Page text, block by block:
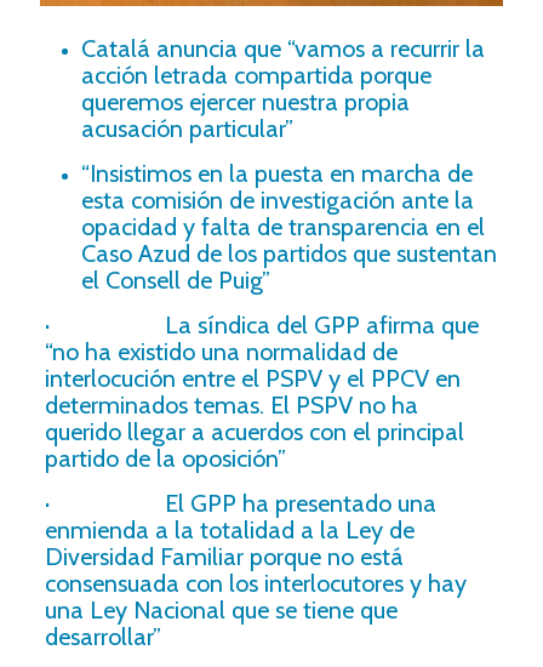
Catalá anuncia que “vamos a recurrir la
acción letrada compartida porque
queremos ejercer nuestra propia
acusación particular”
“Insistimos en la puesta en marcha de
esta comisión de investigación ante la
opacidad y falta de transparencia en el
Caso Azud de los partidos que sustentan
el Consell de Puig”
· La síndica del GPP afirma que
“no ha existido una normalidad de
interlocución entre el PSPV y el PPCV en
determinados temas. El PSPV no ha
querido llegar a acuerdos con el principal
partido de la oposición”
· El GPP ha presentado una
enmienda a la totalidad a la Ley de
Diversidad Familiar porque no está
consensuada con los interlocutores y hay
una Ley Nacional que se tiene que
desarrollar”